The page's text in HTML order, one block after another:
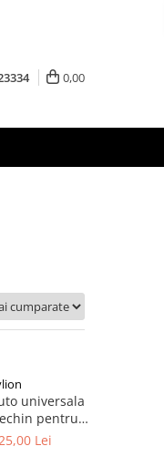
0,00
universala
pentru
marci auto,
Lei